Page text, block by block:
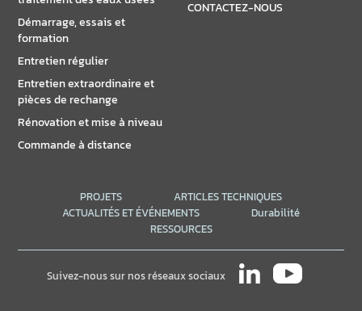
Démarrage, essais et
formation
Entretien régulier
Entretien extraordinaire et
pièces de rechange
Rénovation et mise à niveau
Commande à distance
CONTACTEZ-NOUS
PROJETS
ARTICLES TECHNIQUES
ACTUALITÉS ET ÉVÉNEMENTS
Durabilité
RESSOURCES
Suivez-nous sur nos réseaux sociaux